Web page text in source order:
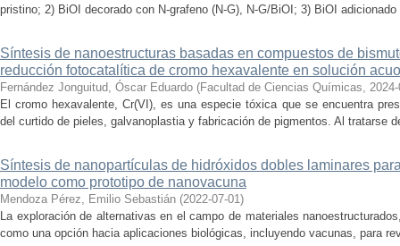
pristino; 2) BiOI decorado con N-grafeno (N-G), N-G/BiOI; 3) BiOI
Síntesis de nanoestructuras basadas en compuestos de
reducción fotocatalítica de cromo hexavalente en solución
Fernández Jonguitud, Óscar Eduardo (Facultad de Ciencias Químicas,
El cromo hexavalente, Cr(VI), es una especie tóxica que se encuentra
del curtido de pieles, galvanoplastia y fabricación de pigmentos. Al tratarse
Síntesis de nanopartículas de hidróxidos dobles laminares
modelo como prototipo de nanovacuna
Mendoza Pérez, Emilio Sebastián (2022-07-01)
La exploración de alternativas en el campo de materiales
como una opción hacia aplicaciones biológicas, incluyendo vacunas, para